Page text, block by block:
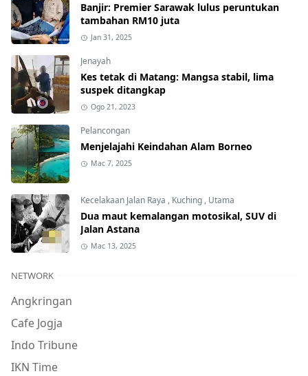
Banjir: Premier Sarawak lulus peruntukan
tambahan RM10 juta
Jan 31, 2025
Jenayah
Kes tetak di Matang: Mangsa stabil, lima
suspek ditangkap
Ogo 21, 2023
Pelancongan
Menjelajahi Keindahan Alam Borneo
Mac 7, 2025
Kecelakaan Jalan Raya , Kuching, Utama
Dua maut kemalangan motosikal, SUV di
Jalan Astana
Mac 13, 2025
NETWORK
Angkringan
Cafe Jogja
Indo Tribune
IKN Time